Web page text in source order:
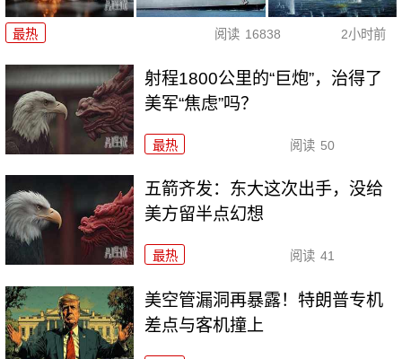
最热 阅读 16838 2小时前
射程1800公里的“巨炮”，治得了
美军“焦虑”吗？
最热 阅读 50
五箭齐发：东大这次出手，没给
美方留半点幻想
最热 阅读 41
美空管漏洞再暴露！特朗普专机
差点与客机撞上